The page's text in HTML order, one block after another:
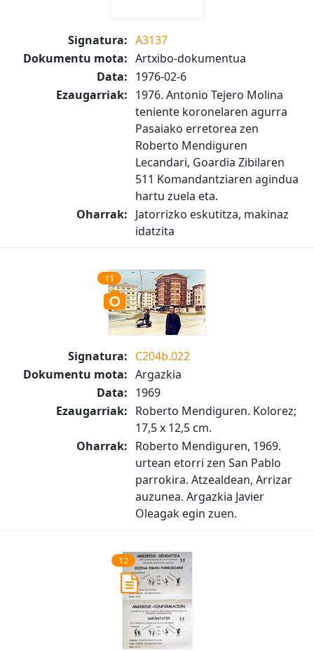
Signatura: A3137
Dokumentu mota: Artxibo-dokumentua
Data: 1976-02-6
Ezaugarriak: 1976. Antonio Tejero Molina
teniente koronelaren agurra
Pasaiako erretorea zen
Roberto Mendiguren
Lecandari, Goardia Zibilaren
511 Komandantziaren agindua
hartu zuela eta.
Oharrak: Jatorrizko eskutitza, makinaz
idatzita
11
Signatura: C204b.022
Dokumentu mota: Argazkia
Data: 1969
Ezaugarriak: Roberto Mendiguren. Kolorez;
17,5 x 12,5 cm.
Oharrak: Roberto Mendiguren, 1969.
urtean etorri zen San Pablo
parrokira. Atzealdean, Arrizar
auzunea. Argazkia Javier
Oleagak egin zuen.
12